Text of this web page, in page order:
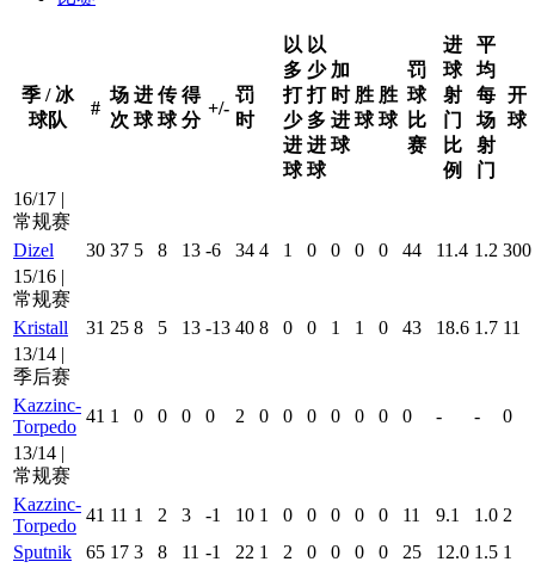
季 / 冰
球队
#
场
次
进
球
传
球
得
分
+/-
罚
时
以
多
打
少
进
球
以
少
打
多
进
球
加
时
进
球
胜
球
胜
球
罚
球
比
赛
进
球
射
门
比
例
平
均
每
场
射
门
开
球
16/17 |
常规赛
Dizel
30 37 5 8 13 -6 34 4 1 0 0 0 0 44 11.4 1.2 300
15/16 |
常规赛
Kristall
31 25 8 5 13 -13 40 8 0 0 1 1 0 43 18.6 1.7 11
13/14 |
季后赛
Kazzinc-
Torpedo
41 1 0 0 0 0 2 0 0 0 0 0 0 0 - -
0
13/14 |
常规赛
Kazzinc-
Torpedo
41 11 1 2 3 -1 10 1 0 0 0 0 0 11 9.1 1.0 2
Sputnik
65 17 3 8 11 -1 22 1 2 0 0 0 0 25 12.0 1.5 1